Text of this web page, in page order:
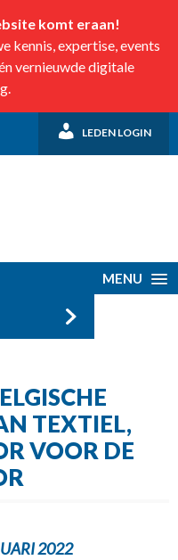
komt eraan!
kennis, expertise, events
vernieuwde digitale
LEDEN LOGIN
MENU
TEXTIEL,
VOOR DE
2022